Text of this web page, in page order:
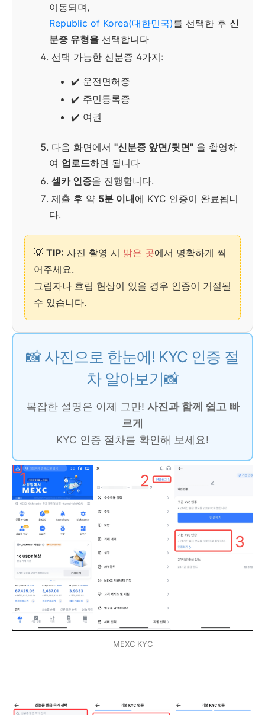
이동되며,
Republic of Korea(대한민국)를 선택한 후 신
분증 유형을 선택합니다
선택 가능한 신분증 4가지:
✔️ 운전면허증
✔️ 주민등록증
✔️ 여권
다음 화면에서 "신분증 앞면/뒷면" 을 촬영하
여 업로드하면 됩니다
셀카 인증을 진행합니다.
제출 후 약 5분 이내에 KYC 인증이 완료됩니
다.
💡 TIP: 사진 촬영 시 밝은 곳에서 명확하게 찍
어주세요.
그림자나 흐림 현상이 있을 경우 인증이 거절될
수 있습니다.
📸 사진으로 한눈에! KYC 인증 절
차 알아보기📸
복잡한 설명은 이제 그만! 사진과 함께 쉽고 빠
르게
KYC 인증 절차를 확인해 보세요!
MEXC KYC